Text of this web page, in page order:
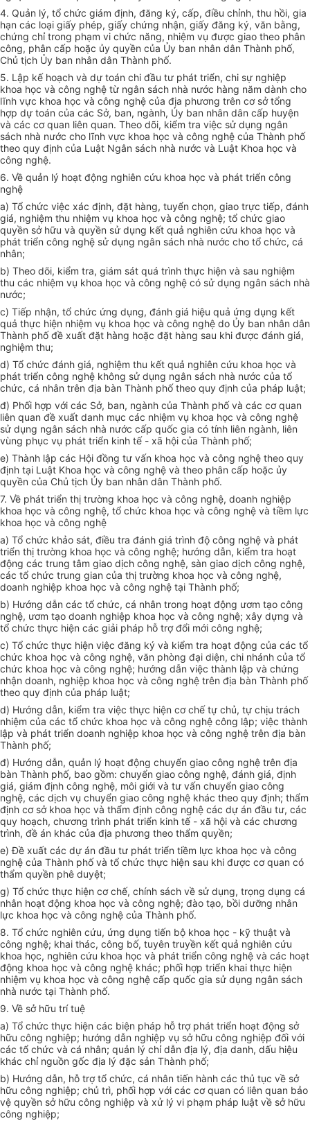
4. Quản lý, tổ chức giám định, đăng ký, cấp, điều chỉnh, thu hồi, gia
hạn các loại giấy phép, giấy chứng nhận, giấy đăng ký, văn bằng,
chứng chỉ trong phạm vi chức năng, nhiệm vụ được giao theo phân
công, phân cấp hoặc ủy quyền của Ủy ban nhân dân Thành phố,
Chủ tịch Ủy ban nhân dân Thành phố.
5. Lập kế hoạch và dự toán chi đầu tư phát triển, chi sự nghiệp
khoa học và công nghệ từ ngân sách nhà nước hàng năm dành cho
lĩnh vực khoa học và công nghệ của địa phương trên cơ sở tổng
hợp dự toán của các Sở, ban, ngành, Ủy ban nhân dân cấp huyện
và các cơ quan liên quan. Theo dõi, kiểm tra việc sử dụng ngân
sách nhà nước cho lĩnh vực khoa học và công nghệ của Thành phố
theo quy định của Luật Ngân sách nhà nước và Luật Khoa học và
công nghệ.
6. Về quản lý hoạt động nghiên cứu khoa học và phát triển công
nghệ
a) Tổ chức việc xác định, đặt hàng, tuyển chọn, giao trực tiếp, đánh
giá, nghiệm thu nhiệm vụ khoa học và công nghệ; tổ chức giao
quyền sở hữu và quyền sử dụng kết quả nghiên cứu khoa học và
phát triển công nghệ sử dụng ngân sách nhà nước cho tổ chức, cá
nhân;
b) Theo dõi, kiểm tra, giám sát quá trình thực hiện và sau nghiệm
thu các nhiệm vụ khoa học và công nghệ có sử dụng ngân sách nhà
nước;
c) Tiếp nhận, tổ chức ứng dụng, đánh giá hiệu quả ứng dụng kết
quả thực hiện nhiệm vụ khoa học và công nghệ do Ủy ban nhân dân
Thành phố đề xuất đặt hàng hoặc đặt hàng sau khi được đánh giá,
nghiệm thu;
d) Tổ chức đánh giá, nghiệm thu kết quả nghiên cứu khoa học và
phát triển công nghệ không sử dụng ngân sách nhà nước của tổ
chức, cá nhân trên địa bàn Thành phố theo quy định của pháp luật;
đ) Phối hợp với các Sở, ban, ngành của Thành phố và các cơ quan
liên quan đề xuất danh mục các nhiệm vụ khoa học và công nghệ
sử dụng ngân sách nhà nước cấp quốc gia có tính liên ngành, liên
vùng phục vụ phát triển kinh tế - xã hội của Thành phố;
e) Thành lập các Hội đồng tư vấn khoa học và công nghệ theo quy
định tại Luật Khoa học và công nghệ và theo phân cấp hoặc ủy
quyền của Chủ tịch Ủy ban nhân dân Thành phố.
7. Về phát triển thị trường khoa học và công nghệ, doanh nghiệp
khoa học và công nghệ, tổ chức khoa học và công nghệ và tiềm lực
khoa học và công nghệ
a) Tổ chức khảo sát, điều tra đánh giá trình độ công nghệ và phát
triển thị trường khoa học và công nghệ; hướng dẫn, kiểm tra hoạt
động các trung tâm giao dịch công nghệ, sàn giao dịch công nghệ,
các tổ chức trung gian của thị trường khoa học và công nghệ,
doanh nghiệp khoa học và công nghệ tại Thành phố;
b) Hướng dẫn các tổ chức, cá nhân trong hoạt động ươm tạo công
nghệ, ươm tạo doanh nghiệp khoa học và công nghệ; xây dựng và
tổ chức thực hiện các giải pháp hỗ trợ đổi mới công nghệ;
c) Tổ chức thực hiện việc đăng ký và kiểm tra hoạt động của các tổ
chức khoa học và công nghệ, văn phòng đại diện, chi nhánh của tổ
chức khoa học và công nghệ; hướng dẫn việc thành lập và chứng
nhận doanh, nghiệp khoa học và công nghệ trên địa bàn Thành phố
theo quy định của pháp luật;
d) Hướng dẫn, kiểm tra việc thực hiện cơ chế tự chủ, tự chịu trách
nhiệm của các tổ chức khoa học và công nghệ công lập; việc thành
lập và phát triển doanh nghiệp khoa học và công nghệ trên địa bàn
Thành phố;
đ) Hướng dẫn, quản lý hoạt động chuyển giao công nghệ trên địa
bàn Thành phố, bao gồm: chuyển giao công nghệ, đánh giá, định
giá, giám định công nghệ, môi giới và tư vấn chuyển giao công
nghệ, các dịch vụ chuyển giao công nghệ khác theo quy định; thẩm
định cơ sở khoa học và thẩm định công nghệ các dự án đầu tư, các
quy hoạch, chương trình phát triển kinh tế - xã hội và các chương
trình, đề án khác của địa phương theo thẩm quyền;
e) Đề xuất các dự án đầu tư phát triển tiềm lực khoa học và công
nghệ của Thành phố và tổ chức thực hiện sau khi được cơ quan có
thẩm quyền phê duyệt;
g) Tổ chức thực hiện cơ chế, chính sách về sử dụng, trọng dụng cá
nhân hoạt động khoa học và công nghệ; đào tạo, bồi dưỡng nhân
lực khoa học và công nghệ của Thành phố.
8. Tổ chức nghiên cứu, ứng dụng tiến bộ khoa học - kỹ thuật và
công nghệ; khai thác, công bố, tuyên truyền kết quả nghiên cứu
khoa học, nghiên cứu khoa học và phát triển công nghệ và các hoạt
động khoa học và công nghệ khác; phối hợp triển khai thực hiện
nhiệm vụ khoa học và công nghệ cấp quốc gia sử dụng ngân sách
nhà nước tại Thành phố.
9. Về sở hữu trí tuệ
a) Tổ chức thực hiện các biện pháp hỗ trợ phát triển hoạt động sở
hữu công nghiệp; hướng dẫn nghiệp vụ sở hữu công nghiệp đối với
các tổ chức và cá nhân; quản lý chỉ dẫn địa lý, địa danh, dấu hiệu
khác chỉ nguồn gốc địa lý đặc sản Thành phố;
b) Hướng dẫn, hỗ trợ tổ chức, cá nhân tiến hành các thủ tục về sở
hữu công nghiệp; chủ trì, phối hợp với các cơ quan có liên quan bảo
vệ quyền sở hữu công nghiệp và xử lý vi phạm pháp luật về sở hữu
công nghiệp;